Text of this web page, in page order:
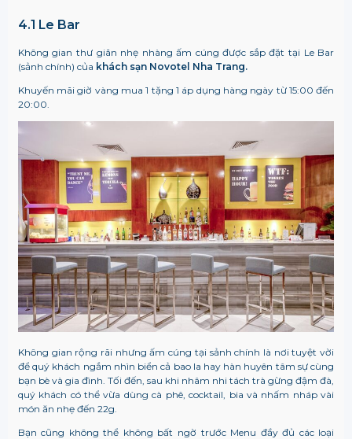
4.1 Le Bar
Không gian thư giãn nhẹ nhàng ấm cúng được sắp đặt tại Le Bar
(sảnh chính) của khách sạn Novotel Nha Trang.
Khuyến mãi giờ vàng mua 1 tặng 1 áp dụng hàng ngày từ 15:00 đến
20:00.
Không gian rộng rãi nhưng ấm cúng tại sảnh chính là nơi tuyệt vời
để quý khách ngắm nhìn biển cả bao la hay hàn huyên tâm sự cùng
bạn bè và gia đình. Tối đến, sau khi nhâm nhi tách trà gừng đậm đà,
quý khách có thể vừa dùng cà phê, cocktail, bia và nhấm nháp vài
món ăn nhẹ đến 22g.
Bạn cũng không thể không bất ngờ trước Menu đầy đủ các loại